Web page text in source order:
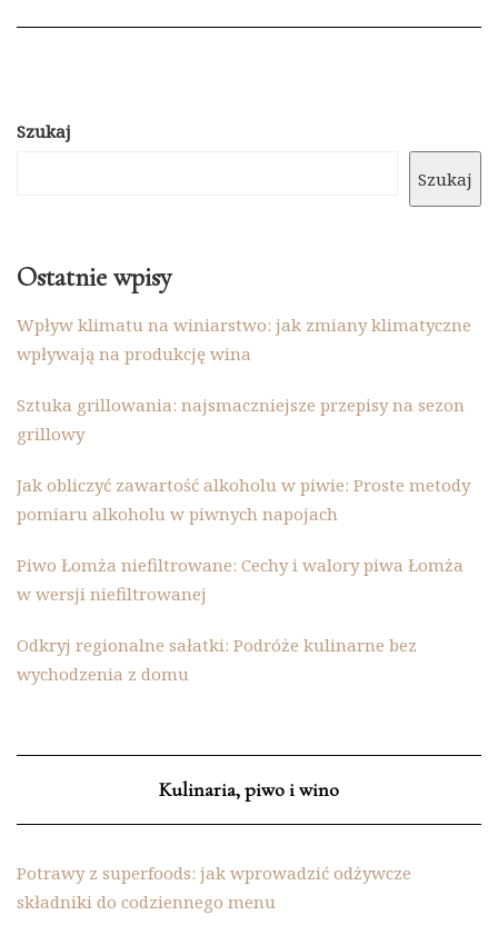
Szukaj
Szukaj
Ostatnie wpisy
Wpływ klimatu na winiarstwo: jak zmiany klimatyczne
wpływają na produkcję wina
Sztuka grillowania: najsmaczniejsze przepisy na sezon
grillowy
Jak obliczyć zawartość alkoholu w piwie: Proste metody
pomiaru alkoholu w piwnych napojach
Piwo Łomża niefiltrowane: Cechy i walory piwa Łomża
w wersji niefiltrowanej
Odkryj regionalne sałatki: Podróże kulinarne bez
wychodzenia z domu
Kulinaria, piwo i wino
Potrawy z superfoods: jak wprowadzić odżywcze
składniki do codziennego menu